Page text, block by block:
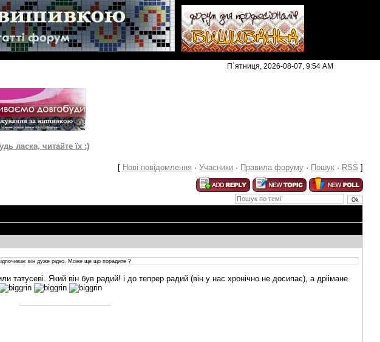
П`ятниця, 2026-08-07, 9:54 AM
ласка, читайте їх :)
[ Нові повідомлення ·Учасники · Правила форуму · Пошук · RSS ]
він дуже рідко. Може ще що порадите ?
татусеві. Який він був радий! і до тепрер радий (він у нас хронічно не досипає), а дріімане